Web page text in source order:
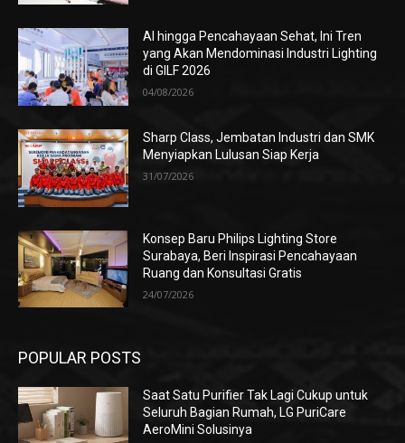
AI hingga Pencahayaan Sehat, Ini Tren
yang Akan Mendominasi Industri Lighting
di GILF 2026
04/08/2026
Sharp Class, Jembatan Industri dan SMK
Menyiapkan Lulusan Siap Kerja
31/07/2026
Konsep Baru Philips Lighting Store
Surabaya, Beri Inspirasi Pencahayaan
Ruang dan Konsultasi Gratis
24/07/2026
POPULAR POSTS
Saat Satu Purifier Tak Lagi Cukup untuk
Seluruh Bagian Rumah, LG PuriCare
AeroMini Solusinya